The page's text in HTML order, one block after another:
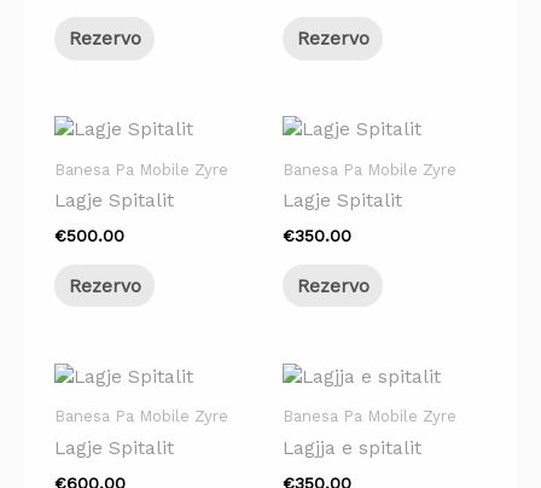
Rezervo Rezervo
Banesa Pa Mobile Zyre
Lagje Spitalit
€500.00
Rezervo
Banesa Pa Mobile Zyre
Lagje Spitalit
€350.00
Rezervo
Banesa Pa Mobile Zyre
Lagje Spitalit
€600.00
Banesa Pa Mobile Zyre
Lagjja e spitalit
€350.00